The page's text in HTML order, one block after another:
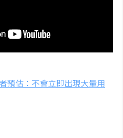
預估：不會立即出現大量用